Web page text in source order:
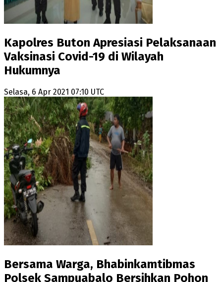
Kapolres Buton Apresiasi Pelaksanaan
Vaksinasi Covid-19 di Wilayah
Hukumnya
Selasa, 6 Apr 2021 07:10 UTC
Bersama Warga, Bhabinkamtibmas
Polsek Sampuabalo Bersihkan Pohon